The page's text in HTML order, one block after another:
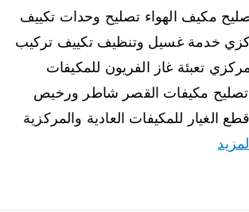
مكيف الهواء تصليح وحدات تكييف
خدمة غسيل وتنظيف تكييف تركيب
تعبئة غاز الفريون للمكيفات
مكيفات القصر شاطر ورخيص
الغيار للمكيفات العادية والمركزية